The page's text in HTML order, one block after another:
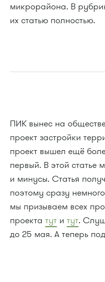
микрорайона. В
их статью полностью.
ПИК вынес на
проект застройки
проект вышел ещё
первый. В этой статье
и минусы. Статья
поэтому сразу
мы призываем всех
проекта тут и тут.
до 25 мая. А теперь